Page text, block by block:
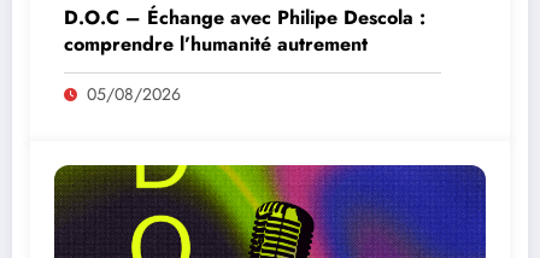
D.O.C – Échange avec Philipe Descola :
comprendre l’humanité autrement
05/08/2026